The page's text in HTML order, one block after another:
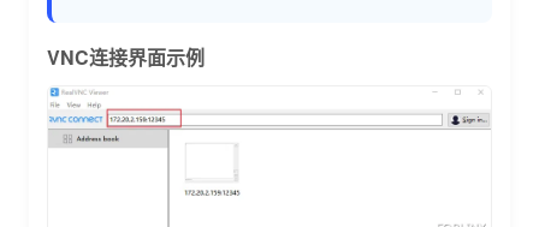
VNC连接界面示例